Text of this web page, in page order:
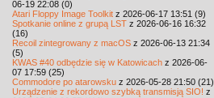
06-19 22:08 (0)
Atari Floppy Image Toolkit z 2026-06-17 13:51 (9)
Spotkanie online z grupą LST z 2026-06-16 16:32
(16)
Recoil zintegrowany z macOS z 2026-06-13 21:34
(5)
KWAS #40 odbędzie się w Katowicach z 2026-06-
07 17:59 (25)
Commodore po atarowsku z 2026-05-28 21:50 (21)
Urządzenie z rekordowo szybką transmisją SIO! z